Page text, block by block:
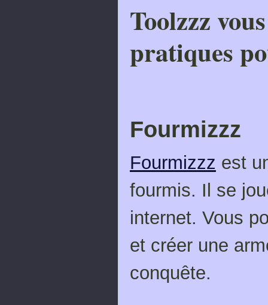
Toolzzz
pratiques
Fourmizzz
Fourmizzz est
fourmis. Il se
internet. Vous
et créer une
conquête.